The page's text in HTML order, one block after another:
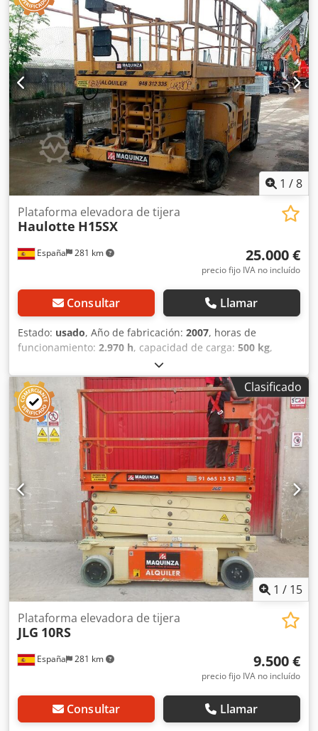
alcance vertical con bajo nivel sonoro. Ideal para tareas en
interiores o mantenimiento industrial. Se encuentra en
buen estado general, con sistemas funcionales.
Oportunidad interesante para adquirir maquinaria
eficiente sin gran inversión. Neumáticos: 380×125 (15×15)
Dodpfozi D Stsx Afvsck Extensión de plataforma CE
1 /8
España 281 km
Plataforma elevadora de tijera
Haulotte H15SX
25.000 €
precio fijo IVA no incluído
Consultar Llamar
Estado: usado, Año de fabricación: 2007, horas de
funcionamiento: 2.970 h, capacidad de carga: 500 kg,
15.000 mm
diésel, Año de fabricación: 2007 Peso en vacío: 6.180 kg
PBV: 6.680 kg Dimensiones (lxanxal): 412 x 225 x 275 cm
Altura de trabajo: 1.500 cm Dcsdpfx Aey Nwrvjfvsk
Ubicación: El Burgo de Ebro (Zaragoza) Esta plataforma
elevadora de ocasión Haulotte H15SX facilita los trabajos
con elevación de personas hasta 15 metros de altura. Esta
plataforma de tijera diésel autopropulsada es una
máquina de segunda mano todoterreno de gran tamaño,
capacidades de cargas importantes y gran rendimiento. Se
trata de una plataforma elevadora con una capacidad de
carga de 500 kg. CE
Clasificado
1 / 15
España 281 km
Plataforma elevadora de tijera
JLG 10RS
9.500 €
precio fijo IVA no incluído
Consultar Llamar